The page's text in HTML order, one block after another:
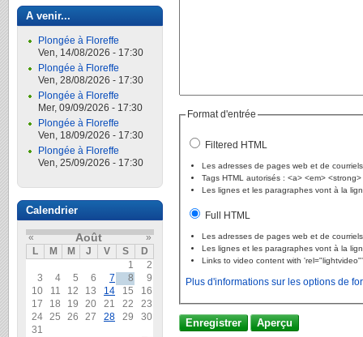
Format d'entrée
Filtered HTML
Les adresses de pages web et de
Tags HTML autorisés : <a> <em>
Les lignes et les paragraphes vont à la
Full HTML
Les adresses de pages web et de
Les lignes et les paragraphes vont à la
Links to video content with
Plus d'informations sur les options de
A venir...
Plongée à Floreffe
Ven, 14/08/2026 - 17:30
Plongée à Floreffe
Ven, 28/08/2026 - 17:30
Plongée à Floreffe
Mer, 09/09/2026 - 17:30
Plongée à Floreffe
Ven, 18/09/2026 - 17:30
Plongée à Floreffe
Ven, 25/09/2026 - 17:30
Calendrier
« Août
»
L
M M J V S
D
1
2
3
4 5 6 7 8
9
10
11 12 13 14 15
16
17
18 19 20 21 22
23
24 25 26 27 28 29
30
31